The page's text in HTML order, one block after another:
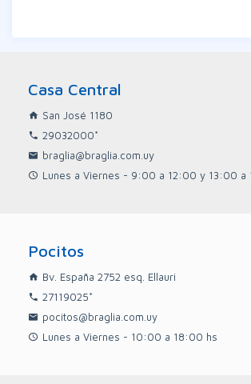
Casa Central
San José 1180
29032000*
braglia@braglia.com.uy
Lunes a Viernes - 9:00 a 12:00 y 13:00 a
Pocitos
Bv. España 2752 esq. Ellauri
27119025*
pocitos@braglia.com.uy
Lunes a Viernes - 10:00 a 18:00 hs